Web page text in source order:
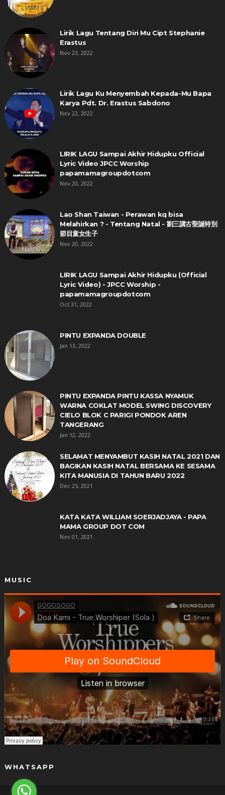
Lirik Lagu Tentang Diri Mu Cipt Stephanie
Erastus
Nov 23, 2022
Lirik Lagu Ku Menyembah Kepada-Mu Bapa
Karya Pdt. Dr. Erastus Sabdono
Nov 22, 2022
LIRIK LAGU Sampai Akhir Hidupku Official
Lyric Video JPCC Worship
papamamagroupdotcom
Nov 20, 2022
Lao Shan Taiwan - Perawan kq bisa
Melahirkan ? - Tentang Natal - 劉三講古聖誕特別
節目童女生子
Nov 20, 2022
LIRIK LAGU Sampai Akhir Hidupku (Official
Lyric Video) - JPCC Worship -
papamamagroupdotcom
Oct 31, 2022
PINTU EXPANDA DOUBLE
Jan 13, 2022
PINTU EXPANDA PINTU KASSA NYAMUK
WARNA COKLAT MODEL SWING DISCOVERY
CIELO BLOK C PARIGI PONDOK AREN
TANGERANG
Jan 12, 2022
SELAMAT MENYAMBUT KASIH NATAL 2021 DAN
BAGIKAN KASIH NATAL BERSAMA KE SESAMA
KITA MANUSIA DI TAHUN BARU 2022
Dec 25, 2021
KATA KATA WILLIAM SOERJADJAYA - PAPA
MAMA GROUP DOT COM
Nov 01, 2021
MUSIC
WHATSAPP